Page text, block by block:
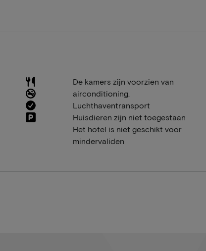
De kamers zijn voorzien van
airconditioning.
Luchthaventransport
Huisdieren zijn niet toegestaan
Het hotel is niet geschikt voor
mindervaliden